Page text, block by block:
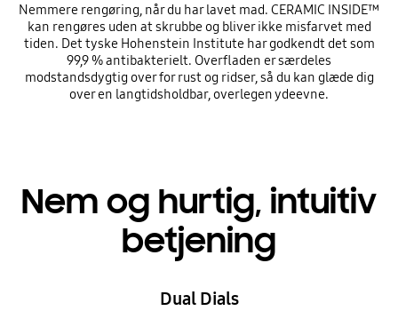
Nemmere rengøring, når du har lavet mad. CERAMIC INSIDE™
kan rengøres uden at skrubbe og bliver ikke misfarvet med
tiden. Det tyske Hohenstein Institute har godkendt det som
99,9 % antibakterielt. Overfladen er særdeles
modstandsdygtig over for rust og ridser, så du kan glæde dig
over en langtidsholdbar, overlegen ydeevne.
Nem og hurtig, intuitiv
betjening
Dual Dials